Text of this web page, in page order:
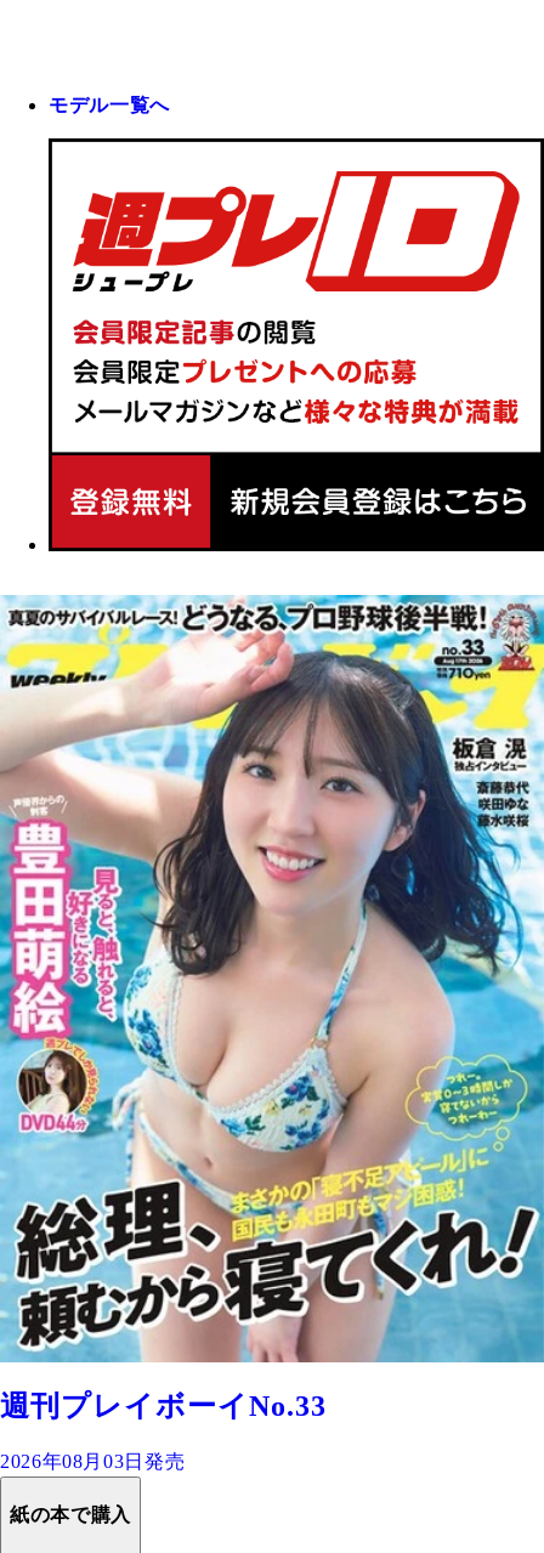
モデル一覧へ
週刊プレイボーイNo.33
2026年08月03日発売
紙の本で購入